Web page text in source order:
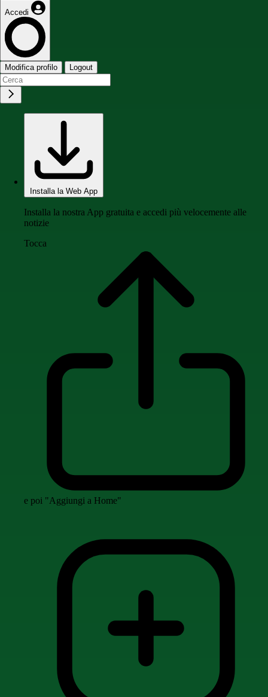
Accedi
Modifica profilo Logout
Installa la Web App
Installa la nostra App gratuita e accedi più velocemente alle
notizie
Tocca
e poi "Aggiungi a Home"